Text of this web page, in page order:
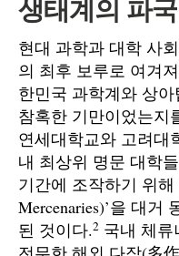
생태계의 파국
현대 과학과 대학 사
의 최후 보루로 여겨
한민국 과학계와 상
참혹한 기만이었는지
연세대학교와 고려대
내 최상위 명문 대학
기간에 조작하기 위해
Mercenaries)’을 대거
된 것이다.2 국내 체